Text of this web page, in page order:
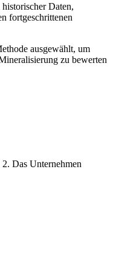
Daten,
fortgeschrittenen
ausgewählt, um
zu bewerten
Das Unternehmen